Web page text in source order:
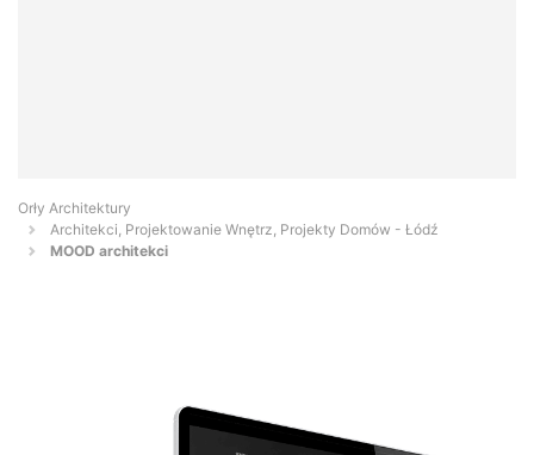
Orły Architektury
Architekci, Projektowanie Wnętrz, Projekty Domów - Łódź
MOOD architekci